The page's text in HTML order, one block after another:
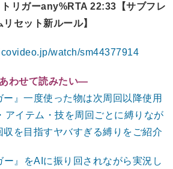
トリガーany%RTA 22:33【サブフレ
リセット新ルール】
watch/sm44377914
わせて読みたい―
ー』一度使った物は次周回以降使用
アイテム・技を周回ごとに縛りなが
収を目指すヤバすぎる縛りをご紹介
ー』をAIに振り回されながら実況し